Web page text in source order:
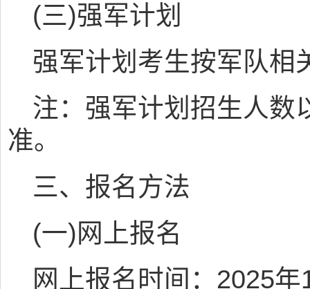
(三)强军计划
强军计划考生按军队相
注：强军计划招生人数
准。
三、报名方法
(一)网上报名
网上报名时间：2025